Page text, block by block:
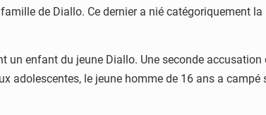
de Diallo. Ce dernier a nié catégoriquement
un enfant du jeune Diallo. Une seconde
adolescentes, le jeune homme de 16 ans a